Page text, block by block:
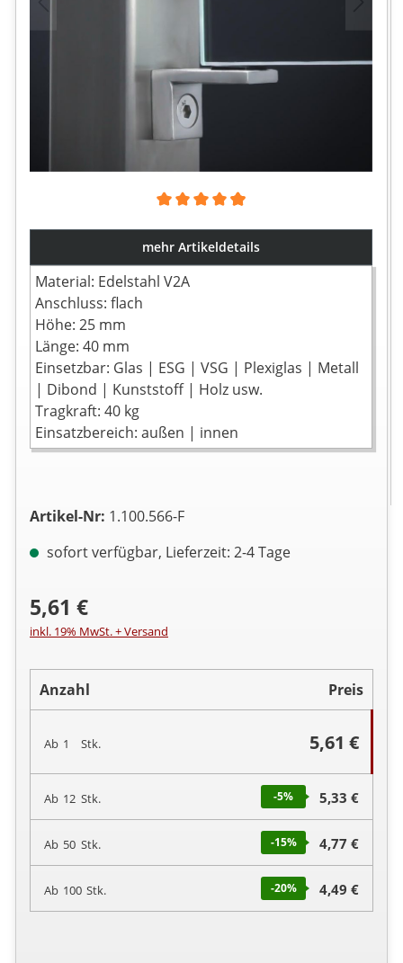
mehr Artikeldetails
Material: Edelstahl V2A
Anschluss: flach
Höhe: 25 mm
Länge: 40 mm
Einsetzbar: Glas | ESG | VSG | Plexiglas | Metall
| Dibond | Kunststoff | Holz usw.
Tragkraft: 40 kg
Einsatzbereich: außen | innen
Artikel-Nr: 1.100.566-F
sofort verfügbar, Lieferzeit: 2-4 Tage
5,61 €
inkl. 19% MwSt. + Versand
Anzahl Preis
Ab 1 Stk. 5,61 €
Ab 12 Stk. -5% 5,33 €
Ab 50 Stk. -15% 4,77 €
Ab 100 Stk. -20% 4,49 €